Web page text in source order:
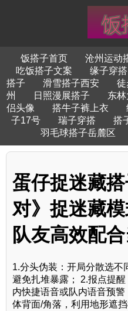
饭搭子首页 沧州运动
吃饭搭子文案
缘子穿搭
搭子
滑雪搭子西安 徒
州
日照漫展搭子 东
侣头像
搭牛子裤上衣
子17号
瑞子穿搭 搭
羽毛球搭子岳麓区
蛋仔捉迷藏
对》捉迷藏
队友高效配
1.分头伪装：开局分散选不
避免扎堆暴露； 2.报点提
内快捷语音或队内语音预
体背面/角落，利用地形遮